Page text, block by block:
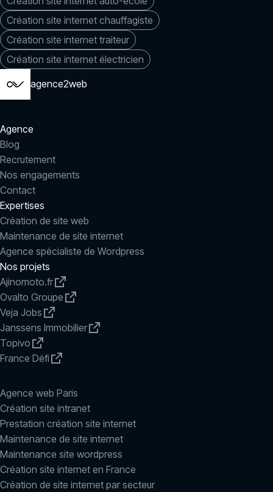
Création site internet chauffagiste
Création site internet traiteur
Création site internet électricien
agence2web
Agence
Blog
Recrutement
Nos engagements
Contact
Expertises
Création de site web
Maintenance de site internet
Agence spécialiste de Wordpress
Nos projets
Ajinomoto.fr
Ovalto Groupe
Veja Jobs
Janssens Immobilier
Topivo
France Défi
Agence web Paris
Création site intranet
Prestation création site internet
Maintenance de site internet
Maintenance site wordpress
Création site internet en France
Création de site internet par secteur